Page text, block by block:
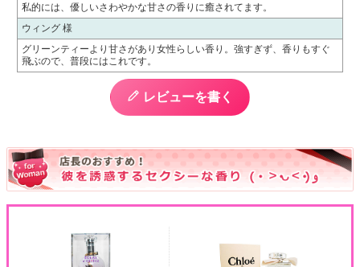
私的には、優しいさわやかな甘さの香りに癒されてます。
ウィング 様
グリーンティーより甘さがあり女性らしい香り。強すぎず、香りもすぐ
飛ぶので、普段にはこれです。
レビューを書く